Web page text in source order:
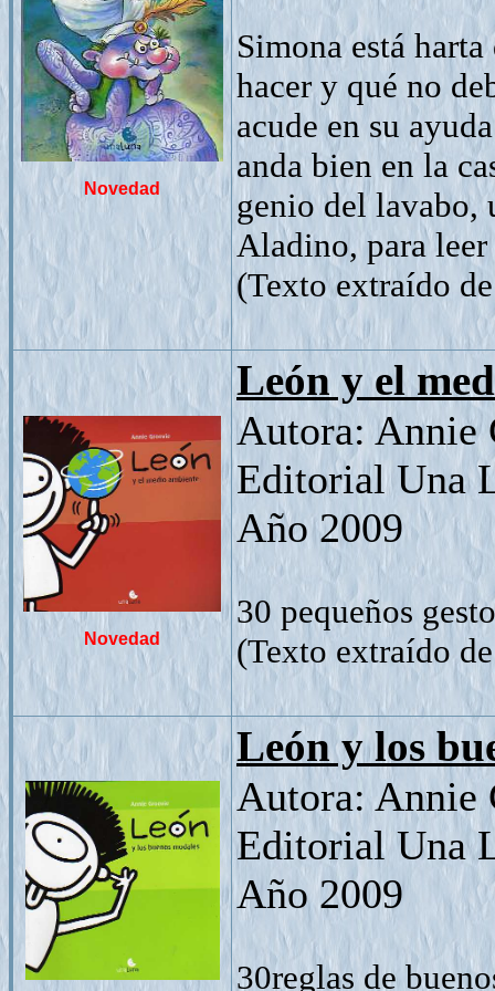
Novedad
Simona está
hacer y qué no
acude en su
anda bien en la
genio del lavabo,
Aladino, para leer
(Texto extraído
Novedad
León y el
Autora: Annie
Editorial Una
Año 2009
30 pequeños
(Texto extraído
León y los
Autora: Annie
Editorial Una
Año 2009
30reglas de